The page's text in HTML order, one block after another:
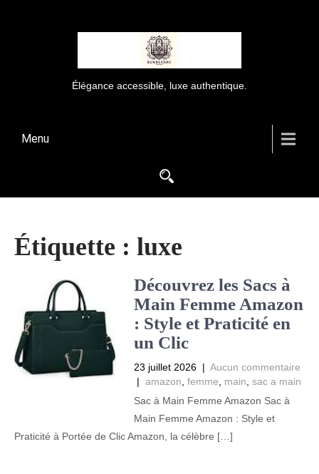
Élégance accessible, luxe authentique.
Menu
Étiquette : luxe
Découvrez les Sacs à
Main Femme Amazon
: Style et Praticité en
un Clic
23 juillet 2026 | Aucun commentaire
| amazon femme main sac a main
Sac à Main Femme Amazon Sac à
Main Femme Amazon : Style et
Praticité à Portée de Clic Amazon, la célèbre […]